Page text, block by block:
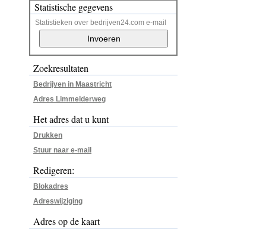
Statistische gegevens
Statistieken over bedrijven24.com e-mail
Zoekresultaten
Bedrijven in Maastricht
Adres Limmelderweg
Het adres dat u kunt
Drukken
Stuur naar e-mail
Redigeren:
Blokadres
Adreswijziging
Adres op de kaart